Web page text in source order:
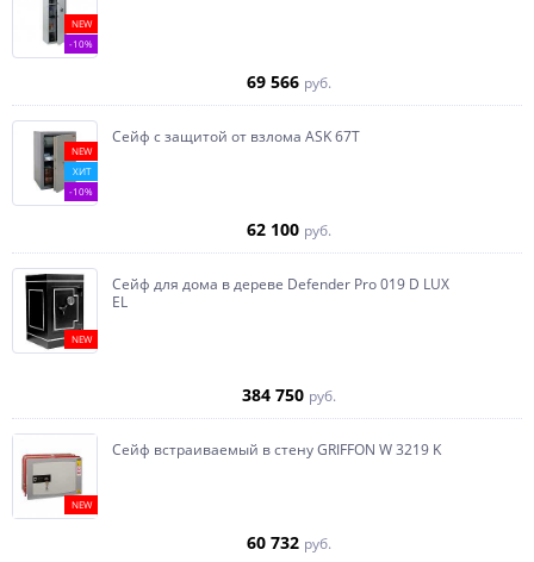
NEW
-10%
69 566 руб.
NEW
ХИТ
-10%
Сейф с защитой от взлома ASK 67T
62 100 руб.
NEW
Сейф для дома в дереве Defender Pro 019 D LUX
EL
384 750 руб.
NEW
Сейф встраиваемый в стену GRIFFON W 3219 K
60 732 руб.